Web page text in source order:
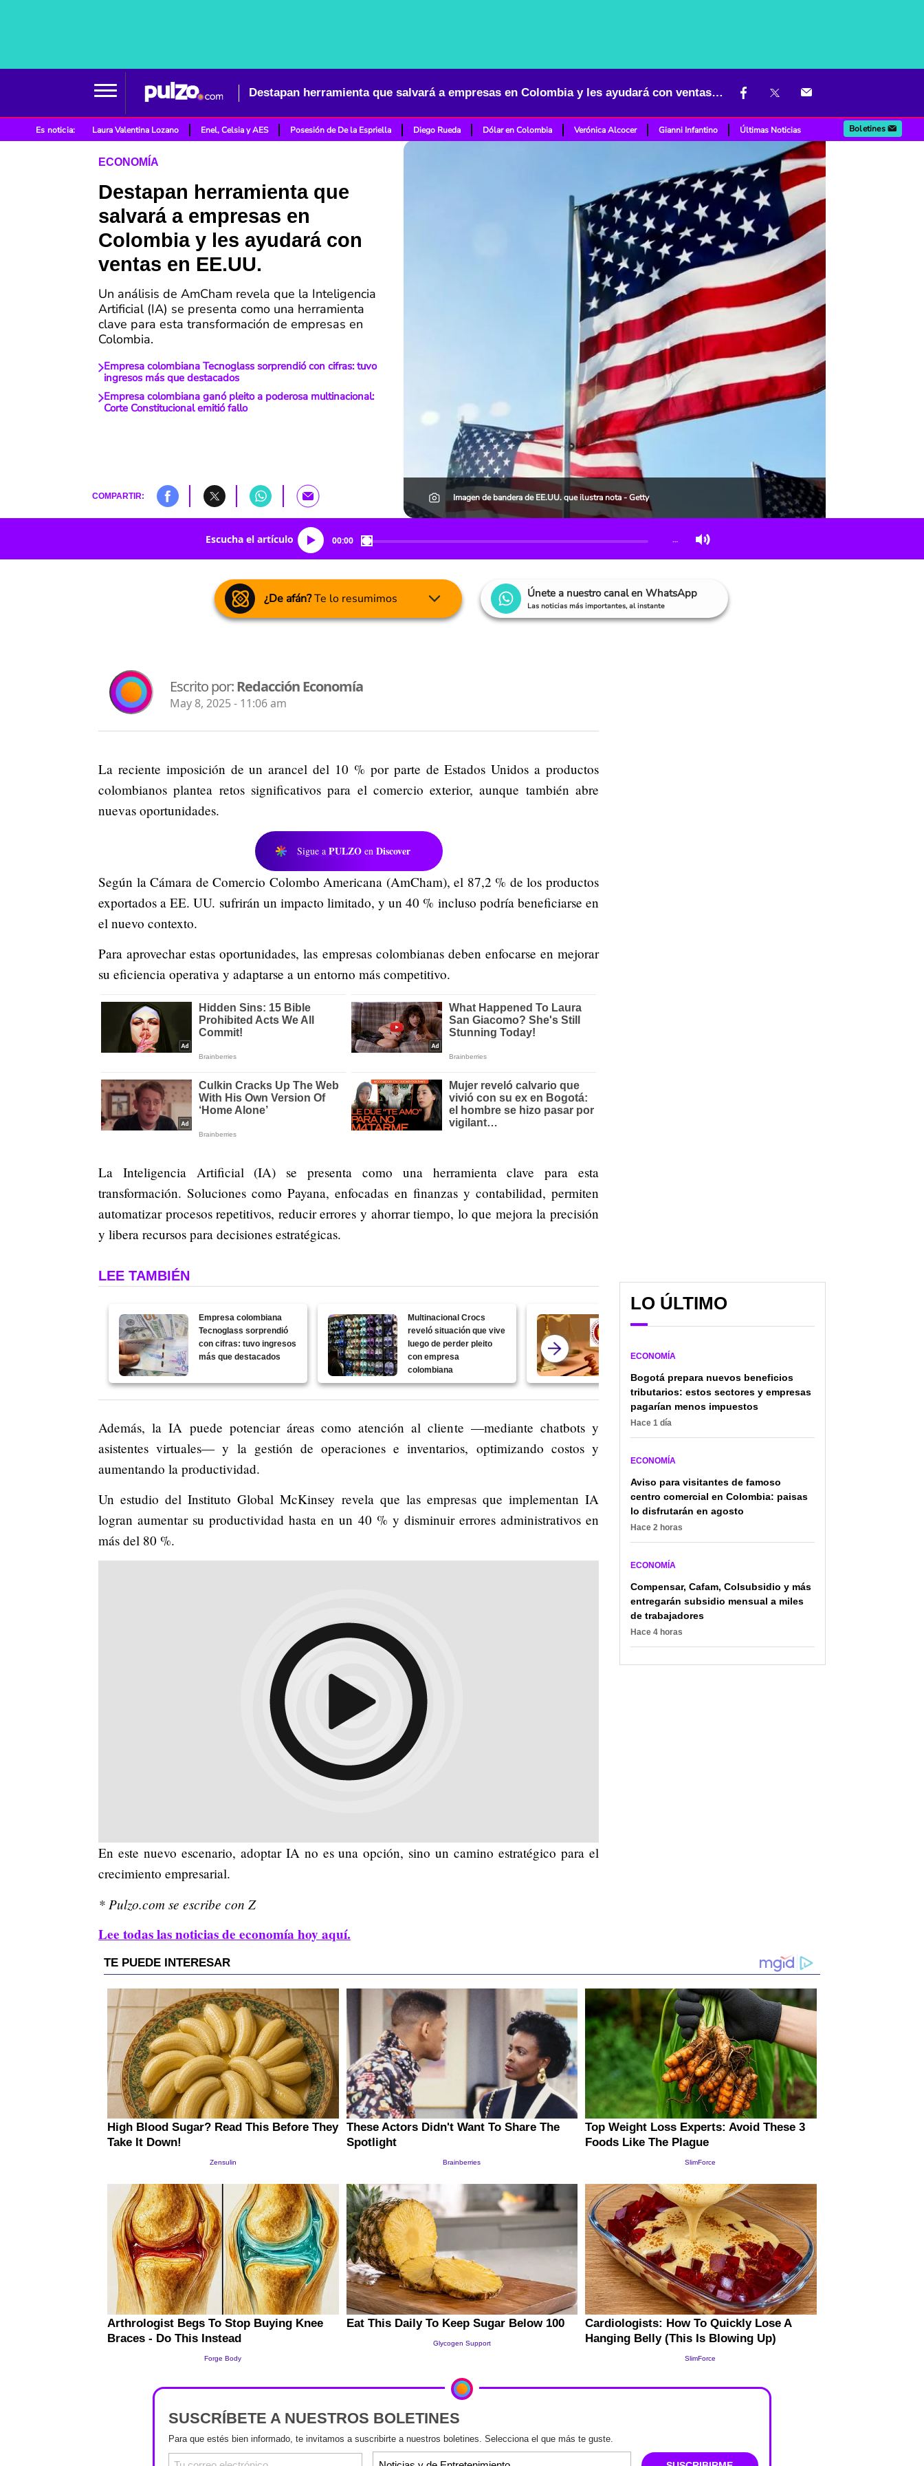
Destapan herramienta que salvará a empresas en Colombia y les ayudará con ventas en EE.UU.
Es noticia: Laura Valentina Lozano Enel, Celsia y AES Posesión de De la Espriella Diego Rueda Dólar en Colombia Verónica Alcocer Gianni Infantino Últimas Noticias Boletines
ECONOMÍA
Destapan herramienta que
salvará a empresas en
Colombia y les ayudará con
ventas en EE.UU.
Un análisis de AmCham revela que la Inteligencia
Artificial (IA) se presenta como una herramienta
clave para esta transformación de empresas en
Colombia.
Empresa colombiana Tecnoglass sorprendió con cifras: tuvo
ingresos más que destacados
Empresa colombiana ganó pleito a poderosa multinacional:
Corte Constitucional emitió fallo
COMPARTIR: Imagen de bandera de EE.UU. que ilustra nota - Getty
Escucha el artículo 00:00 …
¿De afán?Te lo resumimos Únete a nuestro canal en WhatsApp
Las noticias más importantes, al instante
Escrito por:Redacción Economía
May 8, 2025 - 11:06 am
La reciente imposición de un arancel del 10 % por parte de Estados Unidos a productos
colombianos plantea retos significativos para el comercio exterior, aunque también abre
nuevas oportunidades.
Sigue a PULZO en Discover
Según la Cámara de Comercio Colombo Americana (AmCham), el 87,2 % de los productos
exportados a EE. UU. sufrirán un impacto limitado, y un 40 % incluso podría beneficiarse en
el nuevo contexto.
Para aprovechar estas oportunidades, las empresas colombianas deben enfocarse en mejorar
su eficiencia operativa y adaptarse a un entorno más competitivo.
La Inteligencia Artificial (IA) se presenta como una herramienta clave para esta
transformación. Soluciones como Payana, enfocadas en finanzas y contabilidad, permiten
automatizar procesos repetitivos, reducir errores y ahorrar tiempo, lo que mejora la precisión
y libera recursos para decisiones estratégicas.
LEE TAMBIÉN
Empresa colombiana
Tecnoglass sorprendió
con cifras: tuvo ingresos
más que destacados
Multinacional Crocs
reveló situación que vive
luego de perder pleito
con empresa
colombiana
Constitucional emitió
Además, la IA puede potenciar áreas como atención al cliente —mediante chatbots y
asistentes virtuales— y la gestión de operaciones e inventarios, optimizando costos y
aumentando la productividad.
Un estudio del Instituto Global McKinsey revela que las empresas que implementan IA
logran aumentar su productividad hasta en un 40 % y disminuir errores administrativos en
más del 80 %.
En este nuevo escenario, adoptar IA no es una opción, sino un camino estratégico para el
crecimiento empresarial.
* Pulzo.com se escribe con Z
Lee todas las noticias de economía hoy aquí.
LO ÚLTIMO
ECONOMÍA
Bogotá prepara nuevos beneficios
tributarios: estos sectores y empresas
pagarían menos impuestos
Hace 1 día
ECONOMÍA
Aviso para visitantes de famoso
centro comercial en Colombia: paisas
lo disfrutarán en agosto
Hace 2 horas
ECONOMÍA
Compensar, Cafam, Colsubsidio y más
entregarán subsidio mensual a miles
de trabajadores
Hace 4 horas
SUSCRÍBETE A NUESTROS BOLETINES
Para que estés bien informado, te invitamos a suscribirte a nuestros boletines. Selecciona el que más te guste.